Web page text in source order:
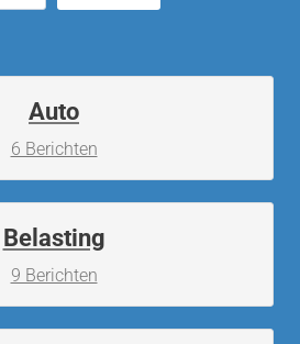
Auto
6 Berichten
Belasting
9 Berichten